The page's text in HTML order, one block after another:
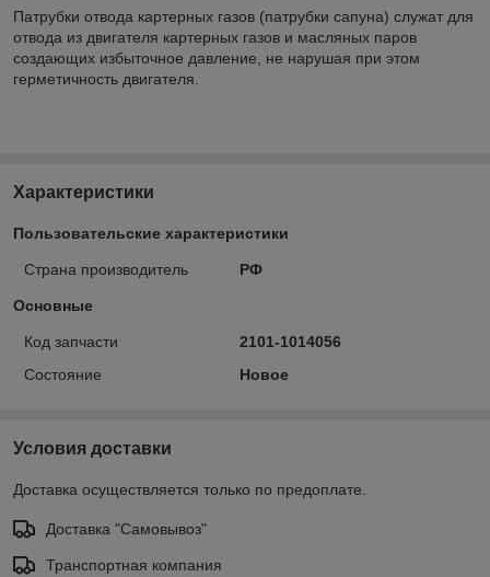
Патрубки отвода картерных газов (патрубки сапуна) служат для
отвода из двигателя картерных газов и масляных паров
создающих избыточное давление, не нарушая при этом
герметичность двигателя.
Характеристики
Пользовательские характеристики
Страна производитель РФ
Основные
Код запчасти
2101-1014056
Состояние
Новое
Условия доставки
Доставка осуществляется только по предоплате.
Доставка "Самовывоз"
Транспортная компания